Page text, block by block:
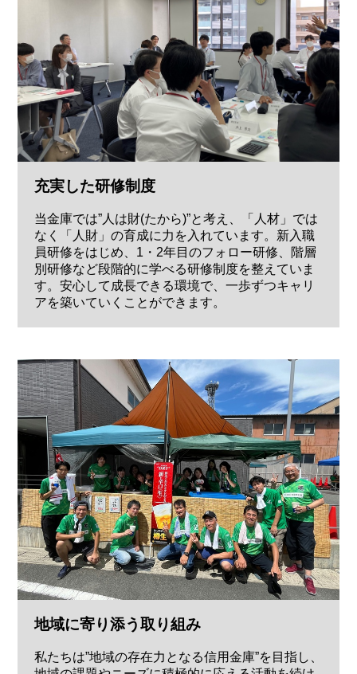
充実した研修制度
当金庫では”人は財(たから)”と考え、「人材」では
なく「人財」の育成に力を入れています。新入職
員研修をはじめ、1・2年目のフォロー研修、階層
別研修など段階的に学べる研修制度を整えていま
す。安心して成長できる環境で、一歩ずつキャリ
アを築いていくことができます。
地域に寄り添う取り組み
私たちは”地域の存在力となる信用金庫”を目指し、